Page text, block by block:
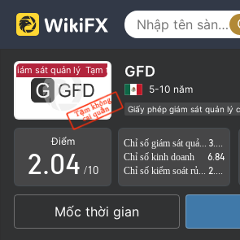
giám sát quản lý Tạm thời không có giám sát quản lý
GFD
5-10 năm
Giấy phép giám sát quản lý
Lĩnh vực nghiệp vụ đáng
Điểm
0
1
2
3
4
.0
1
2
0
1
2
3
4
5
6
/10
Chỉ số kinh doanh
6.84
Mốc thời gian